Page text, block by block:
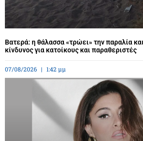
Βατερά: η θάλασσα «τρώει» την παραλία
κίνδυνος για κατοίκους και παραθεριστές
07/08/2026 1:42 μμ